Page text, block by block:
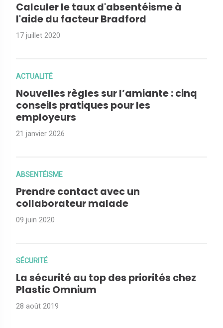
Calculer le taux d'absentéisme à
l'aide du facteur Bradford
17 juillet 2020
ACTUALITÉ
Nouvelles règles sur l’amiante : cinq
conseils pratiques pour les
employeurs
21 janvier 2026
ABSENTÉISME
Prendre contact avec un
collaborateur malade
09 juin 2020
SÉCURITÉ
La sécurité au top des priorités chez
Plastic Omnium
28 août 2019